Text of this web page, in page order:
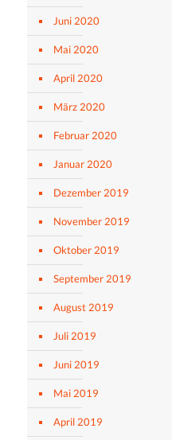
Juni 2020
Mai 2020
April 2020
März 2020
Februar 2020
Januar 2020
Dezember 2019
November 2019
Oktober 2019
September 2019
August 2019
Juli 2019
Juni 2019
Mai 2019
April 2019